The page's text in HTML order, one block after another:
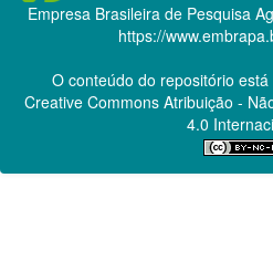
Empresa Brasileira de Pesquisa
https://
O conteúdo do repositório
Creative CommonsAtribuição -
4.0